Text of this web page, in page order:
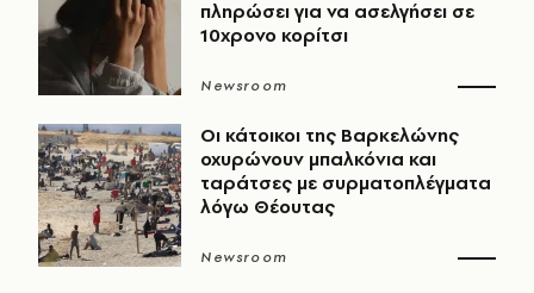
πληρώσει για να ασελγήσει σε
10χρονο κορίτσι
Newsroom
Οι κάτοικοι της Βαρκελώνης
οχυρώνουν μπαλκόνια και
ταράτσες με συρματοπλέγματα
λόγω Θέουτας
Newsroom